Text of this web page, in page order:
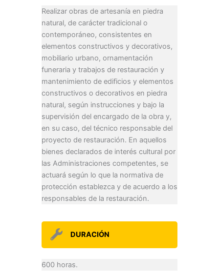
Realizar obras de artesanía en piedra
natural, de carácter tradicional o
contemporáneo, consistentes en
elementos constructivos y decorativos,
mobiliario urbano, ornamentación
funeraria y trabajos de restauración y
mantenimiento de edificios y elementos
constructivos o decorativos en piedra
natural, según instrucciones y bajo la
supervisión del encargado de la obra y,
en su caso, del técnico responsable del
proyecto de restauración. En aquellos
bienes declarados de interés cultural por
las Administraciones competentes, se
actuará según lo que la normativa de
protección establezca y de acuerdo a los
responsables de la restauración.
DURACIÓN
600 horas.